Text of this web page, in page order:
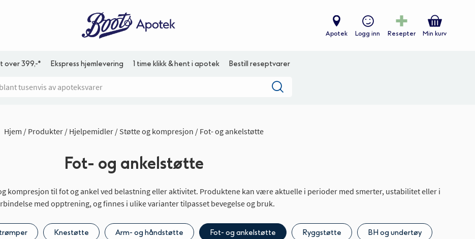
Apotek Logg inn Resepter Min kurv
over 399,-* Ekspress hjemlevering 1 time klikk & hent i apotek Bestill reseptvarer
Hjem Produkter Hjelpemidler Støtte og kompresjon Fot- og ankelstøtte
Fot- og ankelstøtte
kompresjon til fot og ankel ved belastning eller aktivitet. Produktene kan være aktuelle i perioder med smerter, ustabilitet eller i
med opptrening, og finnes i ulike varianter tilpasset bevegelse og bruk.
Knestøtte Arm- og håndstøtte Fot- og ankelstøtte Ryggstøtte BH og undertøy